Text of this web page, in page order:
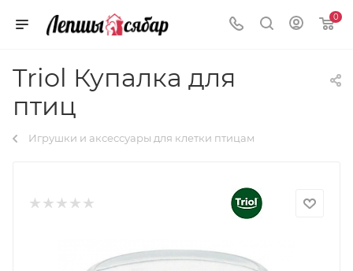
0
Triol Купалка для
птиц
Игрушки и аксессуары для клетки птицам